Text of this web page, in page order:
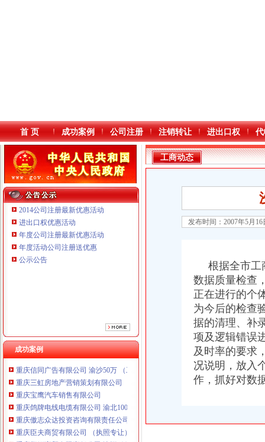
本站导航
首 页 成功案例 公司注册 注销转让 进出口权
2014公司注册最新优惠活动
进出口权优惠活动
年度公司注册最新优惠活动
年度活动公司注册送优惠
公示公告
成功案例
重庆鸽牌电线电缆有限公司 渝北10010万 (进出口权)
重庆傲志众达投资咨询有限责任公司 渝九1000万 （增资）
重庆星竣贸易有限责任公司 渝中100万 （进出口权）
重庆海谛升进出口贸易有限公司 渝北100万 （进出口权）
重庆奕欣锦诚商贸有限公司 渝九50万 （工商注册）
重庆信同广告有限公司 渝沙50万 （工商注册）
重庆三虹房地产营销策划有限公司
重庆宝鹰汽车销售有限公司
重庆鸽牌电线电缆有限公司 渝北10010万 (进出口权)
重庆傲志众达投资咨询有限责任公司 渝九1000万 （增资）
重庆臣夫商贸有限公司 （执照专让）
重庆卿倾商贸有限责任公司 渝江100万 （工商注册）
工商动态
发布时间：2007年5月
根据全市工
数据质量检查
正在进行的个
为今后的检查
据的清理、补
项及逻辑错误
及时率的要求
况说明，放入
作，抓好对数